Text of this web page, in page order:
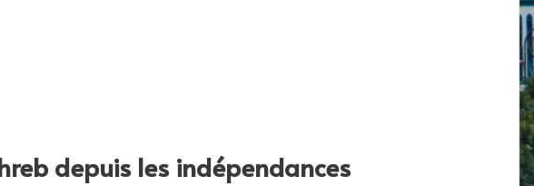
depuis les indépendances